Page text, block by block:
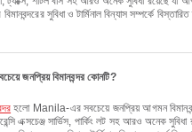
সুবিধা ও টার্মিনাল বিন্যাস সম্পর্কে
জনপ্রিয় বিমানবন্দর কোনটি?
হলো Manila-এর সবচেয়ে জনপ্রিয় আগমন
এক্সচেঞ্জ সার্ভিস, পার্কিং লট সহ আরও অনেক